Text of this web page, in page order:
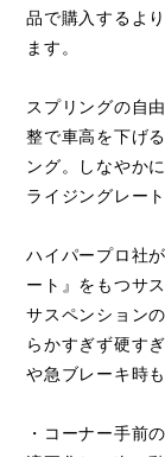
品で購入するよ
ます。
スプリングの自
整で車高を下げ
ング。しなやか
ライジングレー
ハイパープロ社
ート』をもつサ
サスペンション
らかすぎず硬す
や急ブレーキ時
・コーナー手前